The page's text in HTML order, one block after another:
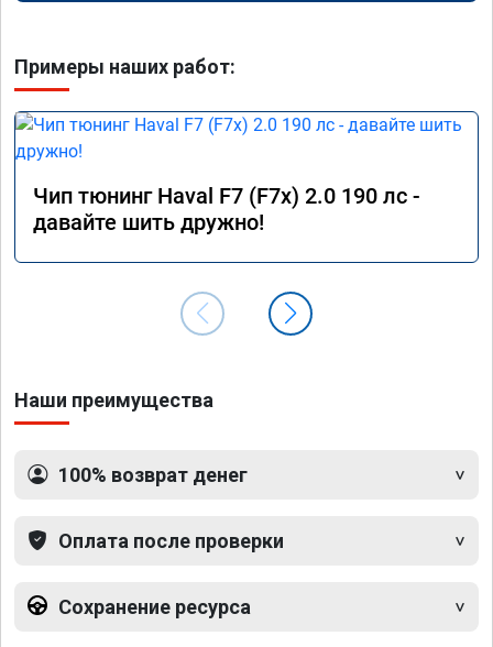
Примеры наших работ:
Чип тюнинг Haval F7 (F7x) 2.0 190 лс -
давайте шить дружно!
Наши преимущества
100% возврат денег
Оплата после проверки
Сохранение ресурса